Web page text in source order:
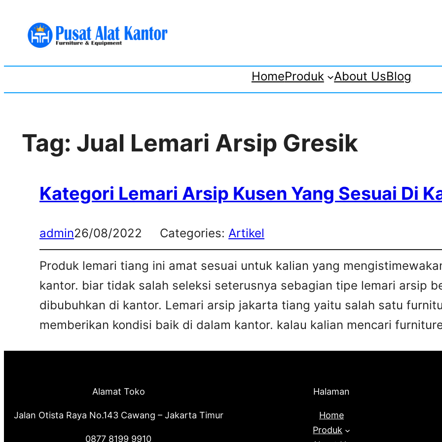
content
HomeProduk About UsBlog
Tag: Jual Lemari Arsip Gresik
Kategori Lemari Arsip Kusen Yang Sesuai Di
admin26/08/2022 Categories: Artikel
Produk lemari tiang ini amat sesuai untuk kalian yang
kantor. biar tidak salah seleksi seterusnya sebagian tipe lemari arsip
dibubuhkan di kantor. Lemari arsip jakarta tiang yaitu salah satu
memberikan kondisi baik di dalam kantor. kalau kalian mencari
Alamat Toko
Jalan Otista Raya No.143 Cawang – Jakarta Timur
0877 8199 9910
Halaman
Home
Produk